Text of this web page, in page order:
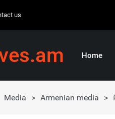
us
Home
Media > Armenian media >